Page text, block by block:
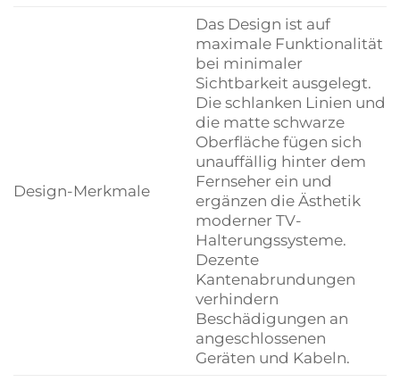
Design-Merkmale
Das Design ist auf
maximale Funktionalität
bei minimaler
Sichtbarkeit ausgelegt.
Die schlanken Linien und
die matte schwarze
Oberfläche fügen sich
unauffällig hinter dem
Fernseher ein und
ergänzen die Ästhetik
moderner TV-
Halterungssysteme.
Dezente
Kantenabrundungen
verhindern
Beschädigungen an
angeschlossenen
Geräten und Kabeln.